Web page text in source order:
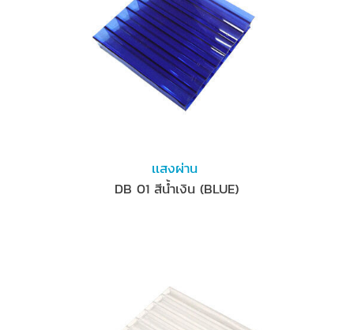
เเสงผ่าน
DB 01 สีน้ำเงิน (BLUE)